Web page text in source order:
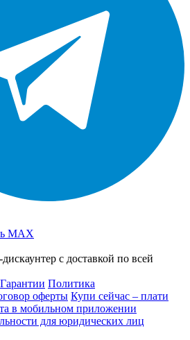
MAX
с доставкой по всей
Гарантии Политика
оферты Купи сейчас – плати
в мобильном приложении
для юридических лиц